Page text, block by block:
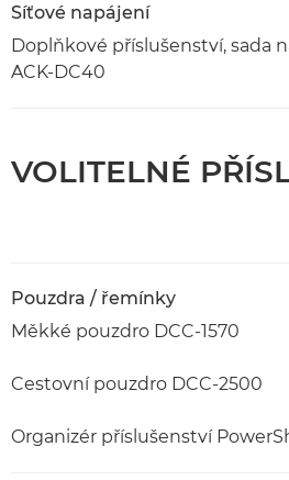
Síťové napájení
Doplňkové příslušenství, sada
ACK-DC40
VOLITELNÉ
Pouzdra / řemínky
Měkké pouzdro DCC-1570
Cestovní pouzdro DCC-2500
Organizér příslušenství